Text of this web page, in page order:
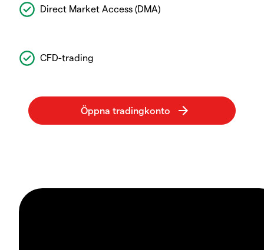
Direct Market Access (DMA)
CFD-trading